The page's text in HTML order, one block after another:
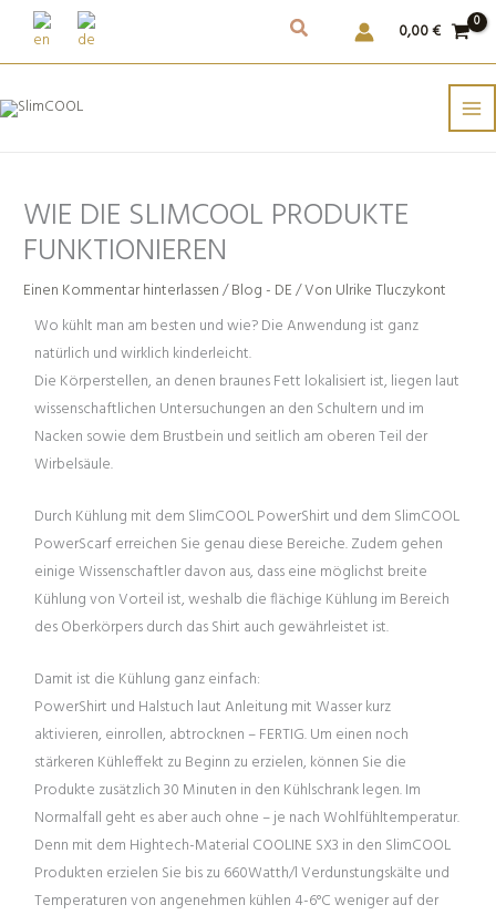
Weiter
Inhalt
0,00€
WIE DIE SLIMCOOL PRODUKTE
FUNKTIONIEREN
Einen Kommentar hinterlassen/Blog - DE/ Von Ulrike Tluczykont
Wo kühlt man am besten und wie? Die Anwendung ist ganz
natürlich und wirklich kinderleicht.
Die Körperstellen, an denen braunes Fett lokalisiert ist, liegen laut
wissenschaftlichen Untersuchungen an den Schultern und im
Nacken sowie dem Brustbein und seitlich am oberen Teil der
Wirbelsäule.
Durch Kühlung mit dem SlimCOOL PowerShirt und dem SlimCOOL
PowerScarf erreichen Sie genau diese Bereiche. Zudem gehen
einige Wissenschaftler davon aus, dass eine möglichst breite
Kühlung von Vorteil ist, weshalb die flächige Kühlung im Bereich
des Oberkörpers durch das Shirt auch gewährleistet ist.
Damit ist die Kühlung ganz einfach:
PowerShirt und Halstuch laut Anleitung mit Wasser kurz
aktivieren, einrollen, abtrocknen – FERTIG. Um einen noch
stärkeren Kühleffekt zu Beginn zu erzielen, können Sie die
Produkte zusätzlich 30 Minuten in den Kühlschrank legen. Im
Normalfall geht es aber auch ohne – je nach Wohlfühltemperatur.
Denn mit dem Hightech-Material COOLINE SX3 in den SlimCOOL
Produkten erzielen Sie bis zu 660Watth/l Verdunstungskälte und
Temperaturen von angenehmen kühlen 4-6°C weniger auf der